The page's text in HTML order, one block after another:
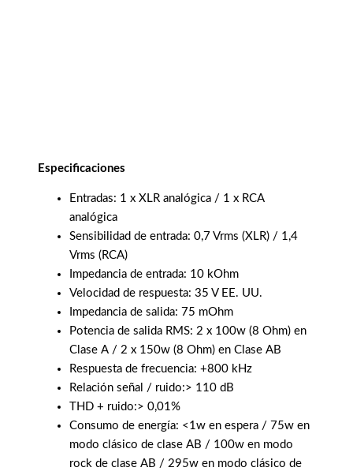
Especificaciones
Entradas: 1 x XLR analógica / 1 x RCA
analógica
Sensibilidad de entrada: 0,7 Vrms (XLR) / 1,4
Vrms (RCA)
Impedancia de entrada: 10 kOhm
Velocidad de respuesta: 35 V EE. UU.
Impedancia de salida: 75 mOhm
Potencia de salida RMS: 2 x 100w (8 Ohm) en
Clase A / 2 x 150w (8 Ohm) en Clase AB
Respuesta de frecuencia: +800 kHz
Relación señal / ruido:> 110 dB
THD + ruido:> 0,01%
Consumo de energía: <1w en espera / 75w en
modo clásico de clase AB / 100w en modo
rock de clase AB / 295w en modo clásico de